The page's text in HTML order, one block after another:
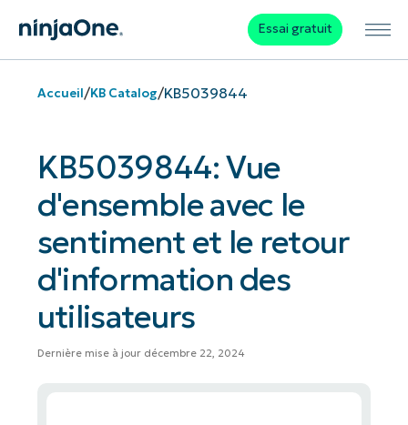
Essai gratuit
Accueil/KB Catalog/KB5039844
KB5039844: Vue
d'ensemble avec le
sentiment et le retour
d'information des
utilisateurs
Dernière mise à jour décembre 22, 2024